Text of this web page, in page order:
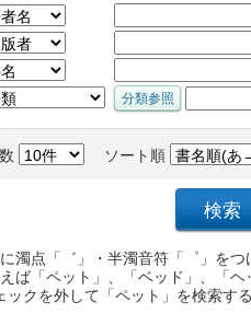
ソート順
濁点「゛」・半濁音符「゜」を
ば「ペット」、「ベッド」、「
ックを外して「ペット」を検索